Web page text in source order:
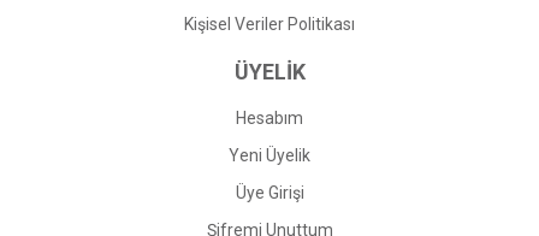
Kişisel Veriler Politikası
ÜYELİK
Hesabım
Yeni Üyelik
Üye Girişi
Şifremi Unuttum